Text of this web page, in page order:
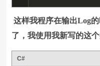
这样我程序在输出Log
了，我使用我新写的这个
C#